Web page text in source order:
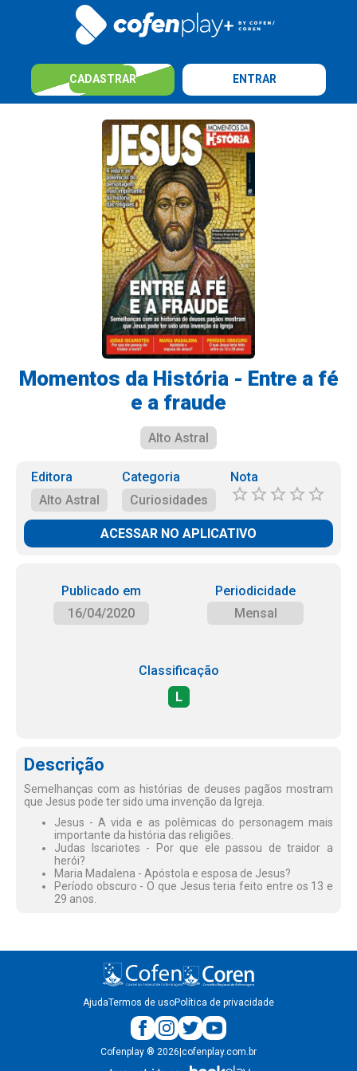
CADASTRAR ENTRAR
Momentos da História - Entre a fé
e a fraude
Alto Astral
Editora
Alto Astral
Categoria
Curiosidades
Nota
ACESSAR NO APLICATIVO
Publicado em
16/04/2020
Periodicidade
Mensal
Classificação
L
Descrição
Semelhanças com as histórias de deuses pagãos mostram
que Jesus pode ter sido uma invenção da Igreja.
Jesus - A vida e as polêmicas do personagem mais
importante da história das religiões.
Judas Iscariotes - Por que ele passou de traidor a
herói?
Maria Madalena - Apóstola e esposa de Jesus?
Período obscuro - O que Jesus teria feito entre os 13 e
29 anos.
AjudaTermos de usoPolítica de privacidade
Cofenplay ® 2026 cofenplay.com.br